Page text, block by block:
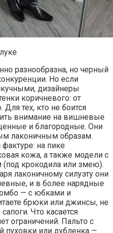
разнообразна, но черный
Но если
дизайнеры
коричневого: от
тех, кто не боится
внимание на вишневые
и благородные. Они
лаконичным образам.
на пике
кожа, а также модели с
крокодила или змею).
лаконичному силуэту они
и в более нарядные
— с юбками и
брюки или джинсы, не
Что касается
ограничений. Пальто с
пуховки или дубленка —